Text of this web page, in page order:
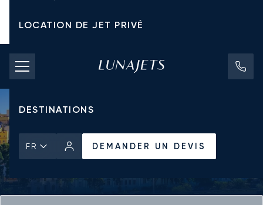
LOCATION DE JET PRIVÉ
TARIFS D'AFFRÈTEMENT
JETS PRIVÉS
DESTINATIONS
FR DEMANDER UN DEVIS